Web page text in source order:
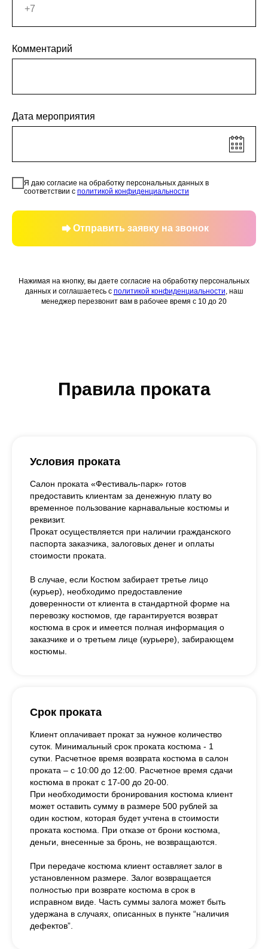
Комментарий
Дата мероприятия
Я даю согласие на обработку персональных данных в
соответствии с политикой конфиденциальности
Отправить заявку на звонок
Нажимая на кнопку, вы даете согласие на обработку персональных
данных и соглашаетесь c политикой конфиденциальности , наш
менеджер перезвонит вам в рабочее время с 10 до 20
Правила проката
Условия проката
Салон проката «Фестиваль-парк» готов
предоставить клиентам за денежную плату во
временное пользование карнавальные костюмы и
реквизит.
Прокат осуществляется при наличии гражданского
паспорта заказчика, залоговых денег и оплаты
стоимости проката.
В случае, если Костюм забирает третье лицо
(курьер), необходимо предоставление
доверенности от клиента в стандартной форме на
перевозку костюмов, где гарантируется возврат
костюма в срок и имеется полная информация о
заказчике и о третьем лице (курьере), забирающем
костюмы.
Срок проката
Клиент оплачивает прокат за нужное количество
суток. Минимальный срок проката костюма - 1
сутки. Расчетное время возврата костюма в салон
проката – с 10:00 до 12:00. Расчетное время сдачи
костюма в прокат с 17-00 до 20-00.
При необходимости бронирования костюма клиент
может оставить сумму в размере 500 рублей за
один костюм, которая будет учтена в стоимости
проката костюма. При отказе от брони костюма,
деньги, внесенные за бронь, не возвращаются.
При передаче костюма клиент оставляет залог в
установленном размере. Залог возвращается
полностью при возврате костюма в срок в
исправном виде. Часть суммы залога может быть
удержана в случаях, описанных в пункте “наличия
дефектов”.